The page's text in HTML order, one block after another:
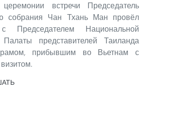
встречи Председатель
собрания Чан Тхань Ман провёл
Председателем Национальной
представителей Таиланда
прибывшим во Вьетнам с